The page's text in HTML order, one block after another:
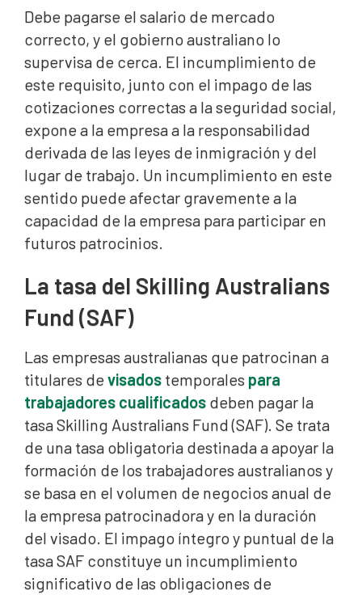
Debe pagarse el salario de mercado
correcto, y el gobierno australiano lo
supervisa de cerca. El incumplimiento de
este requisito, junto con el impago de las
cotizaciones correctas a la seguridad social,
expone a la empresa a la responsabilidad
derivada de las leyes de inmigración y del
lugar de trabajo. Un incumplimiento en este
sentido puede afectar gravemente a la
capacidad de la empresa para participar en
futuros patrocinios.
La tasa del Skilling Australians
Fund (SAF)
Las empresas australianas que patrocinan a
titulares devisados temporales para
trabajadores cualificados deben pagar la
tasa Skilling Australians Fund (SAF). Se trata
de una tasa obligatoria destinada a apoyar la
formación de los trabajadores australianos y
se basa en el volumen de negocios anual de
la empresa patrocinadora y en la duración
del visado. El impago íntegro y puntual de la
tasa SAF constituye un incumplimiento
significativo de las obligaciones de